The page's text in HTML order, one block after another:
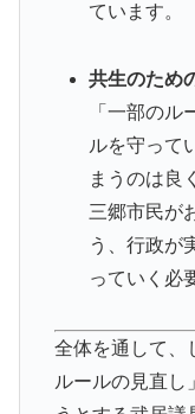
ています。
共生のため
「一部の
ルを守って
まうのは良
三郷市民が
う、行政が
っていく必
全体を通して、
ルールの見直し